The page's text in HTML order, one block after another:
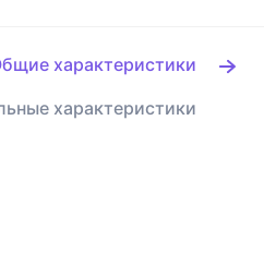
характеристики
характеристики